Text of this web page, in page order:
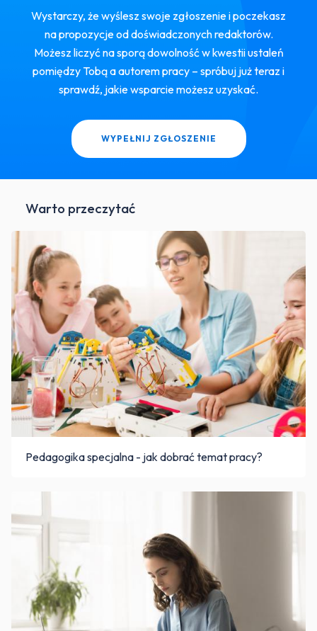
Wystarczy, że wyślesz swoje zgłoszenie i poczekasz
na propozycje od doświadczonych redaktorów.
Możesz liczyć na sporą dowolność w kwestii ustaleń
pomiędzy Tobą a autorem pracy – spróbuj już teraz i
sprawdź, jakie wsparcie możesz uzyskać.
WYPEŁNIJ ZGŁOSZENIE
Warto przeczytać
Pedagogika specjalna - jak dobrać temat pracy?